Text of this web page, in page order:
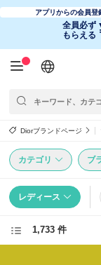
アプリからの会員登
全員必ず
もらえる
日本語
English
简体中文
繁體中文
Diorブランドページ
カテゴリ ブ
レディース
1,733 件